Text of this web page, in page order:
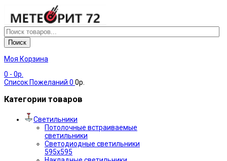
Поиск
Моя Корзина
0 - 0р.
Список Пожеланий 0 0р.
Категории товаров
Светильники
Потолочные встраиваемые
светильники
Светодиодные светильники
595х595